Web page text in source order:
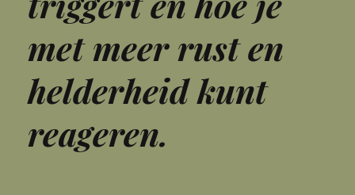
met meer rust en
helderheid kunt
reageren.